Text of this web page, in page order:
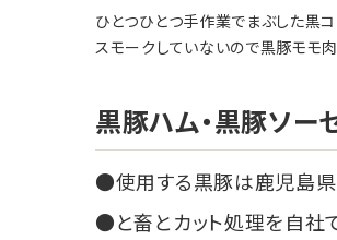
ひとつひとつ手作業でまぶした黒コ
スモークしていないので黒豚モモ
黒豚ハム・黒豚ソー
使用する黒豚は鹿児島
と畜とカット処理を自社